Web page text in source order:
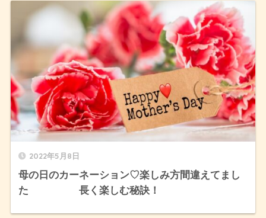
2022年5月8日
母の日のカーネーション♡楽しみ方間違えてまし
た 長く楽しむ秘訣！